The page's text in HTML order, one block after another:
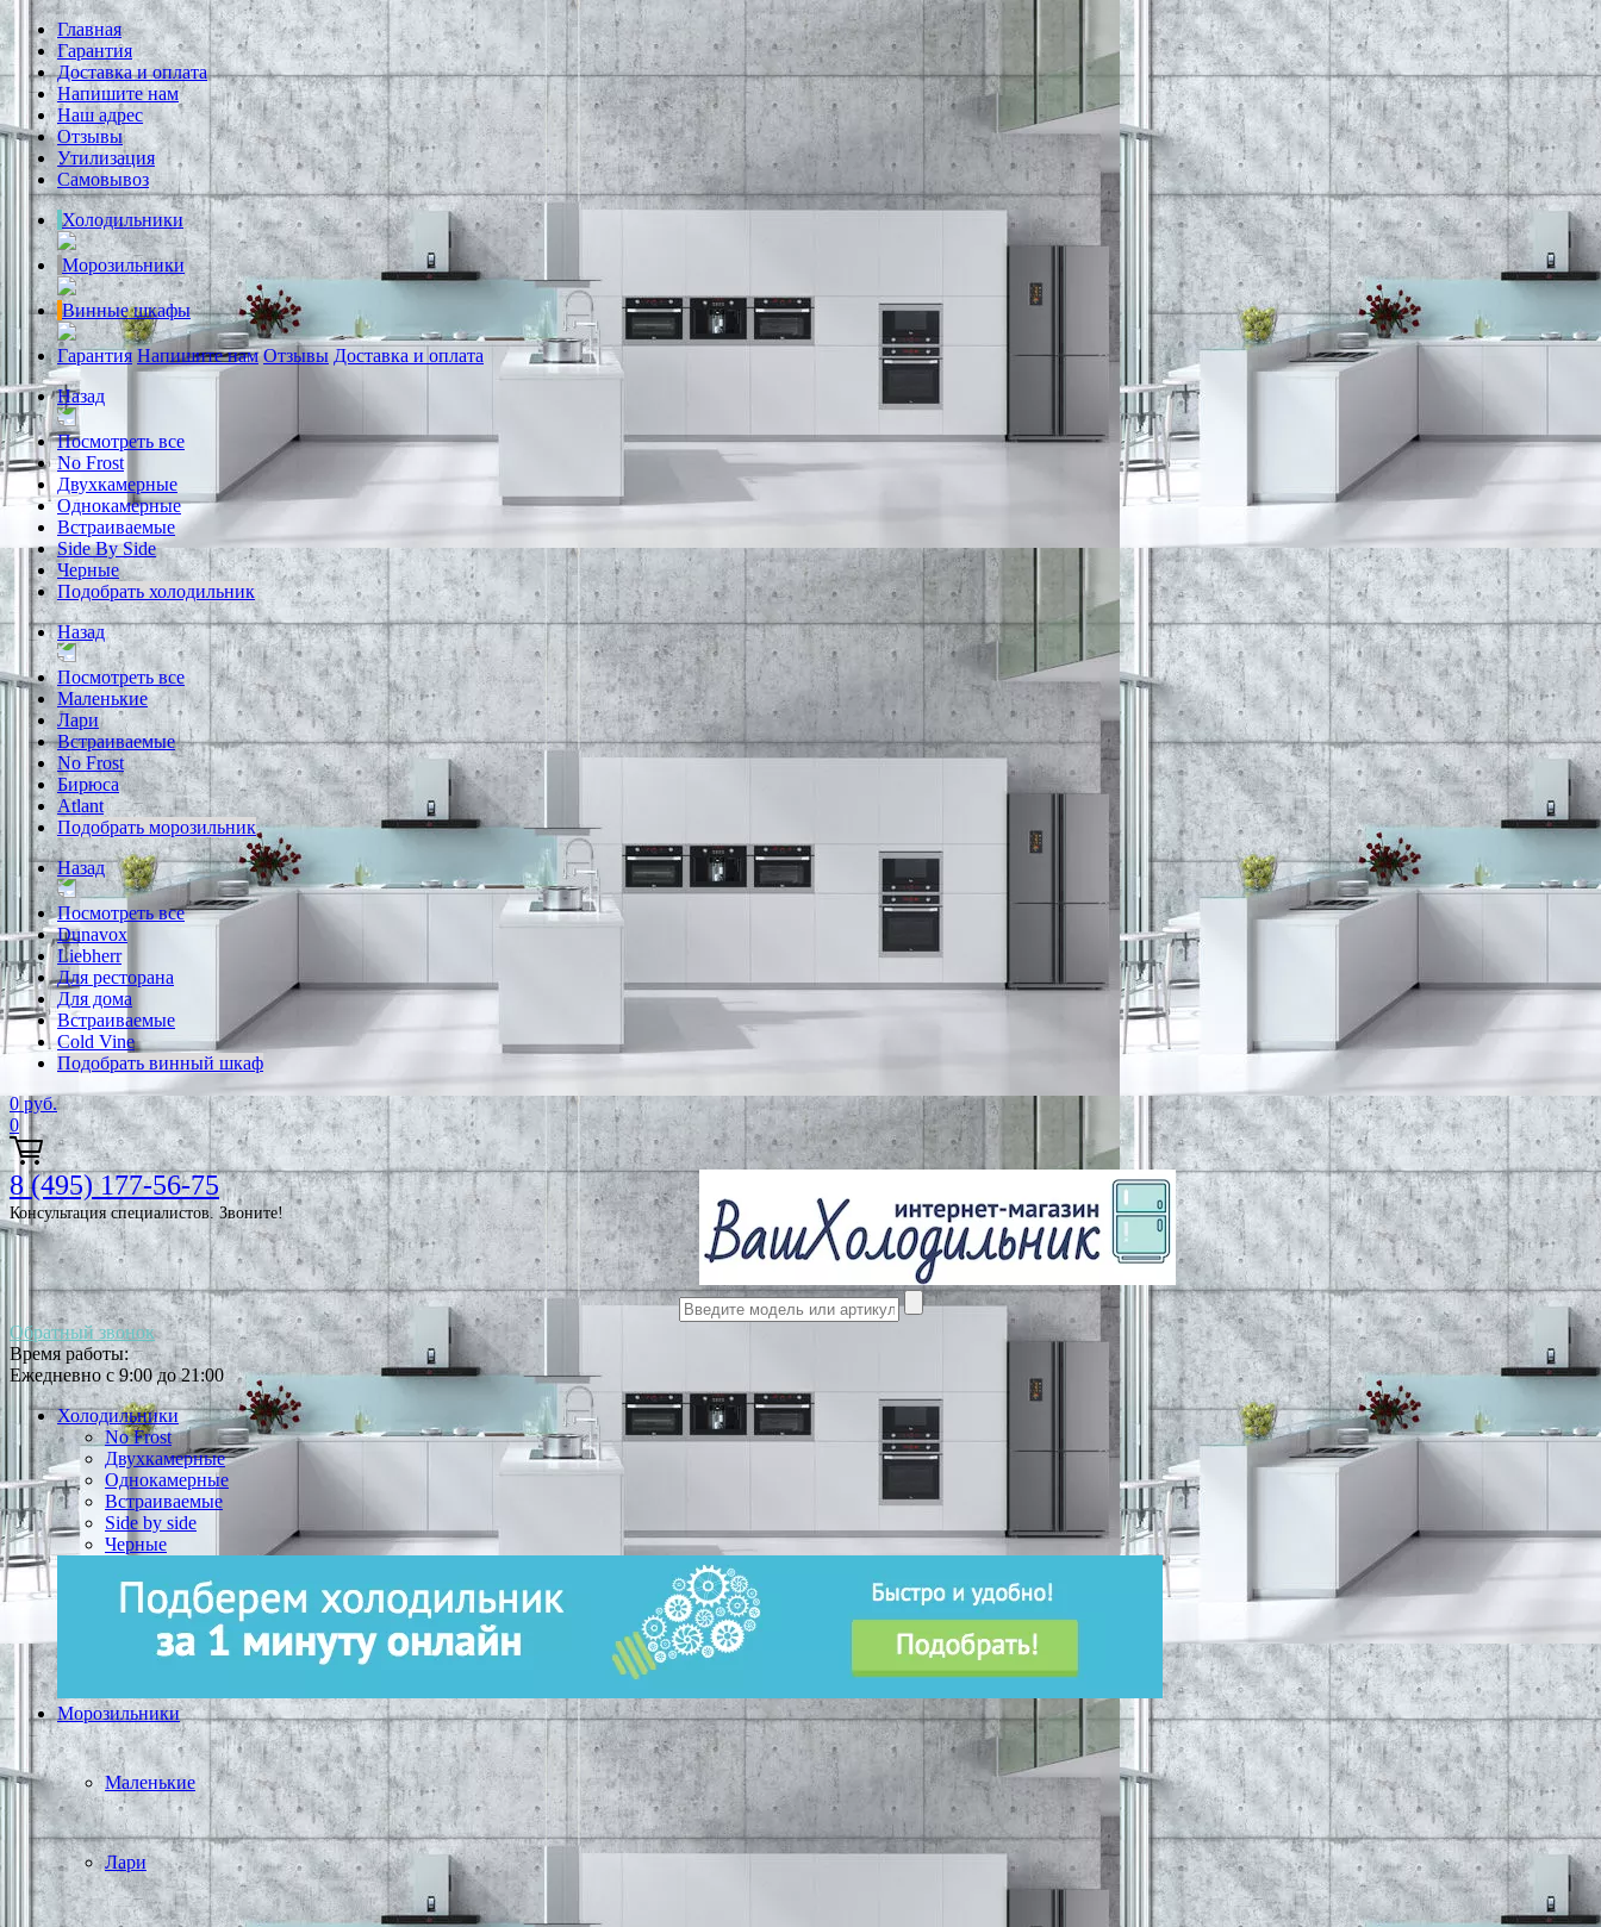
Главная
Гарантия
Доставка и оплата
Напишите нам
Наш адрес
Отзывы
Утилизация
Самовывоз
Холодильники
Морозильники
Винные шкафы
Гарантия Напишите нам Отзывы Доставка и оплата
Назад
Посмотреть все
No Frost
Двухкамерные
Однокамерные
Встраиваемые
Side By Side
Черные
Подобрать холодильник
Назад
Посмотреть все
Маленькие
Лари
Встраиваемые
No Frost
Бирюса
Atlant
Подобрать морозильник
Назад
Посмотреть все
Dunavox
Liebherr
Для ресторана
Для дома
Встраиваемые
Cold Vine
Подобрать винный шкаф
0 руб.
0
8 (495) 177-56-75
Консультация специалистов. Звоните!
Обратный звонок
Время работы:
Ежедневно с 9:00 до 21:00
Холодильники
No Frost
Двухкамерные
Однокамерные
Встраиваемые
Side by side
Черные
Морозильники
Маленькие
Лари